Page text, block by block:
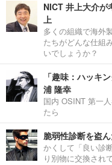
NICT 井上大介が
上
多くの組織で海外
たちがどんな仕組
いでしょうか？
「趣味：ハッキ
浦 隆幸
国内 OSINT 第一
たら
脆弱性診断を盗
かくして「良い診
り別物に交換され